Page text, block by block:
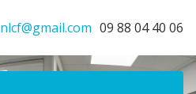
09 88 04 40 06